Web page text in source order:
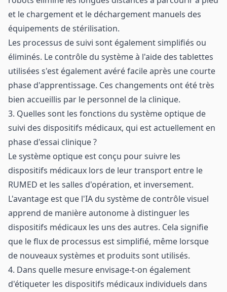
et le chargement et le déchargement manuels des
équipements de stérilisation.
Les processus de suivi sont également simplifiés ou
éliminés. Le contrôle du système à l'aide des tablettes
utilisées s'est également avéré facile après une courte
phase d'apprentissage. Ces changements ont été très
bien accueillis par le personnel de la clinique.
3. Quelles sont les fonctions du système optique de
suivi des dispositifs médicaux, qui est actuellement en
phase d'essai clinique ?
Le système optique est conçu pour suivre les
dispositifs médicaux lors de leur transport entre le
RUMED et les salles d'opération, et inversement.
L'avantage est que l'IA du système de contrôle visuel
apprend de manière autonome à distinguer les
dispositifs médicaux les uns des autres. Cela signifie
que le flux de processus est simplifié, même lorsque
de nouveaux systèmes et produits sont utilisés.
4. Dans quelle mesure envisage-t-on également
d'étiqueter les dispositifs médicaux individuels dans